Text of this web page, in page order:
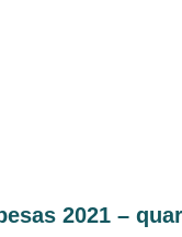
2021 –